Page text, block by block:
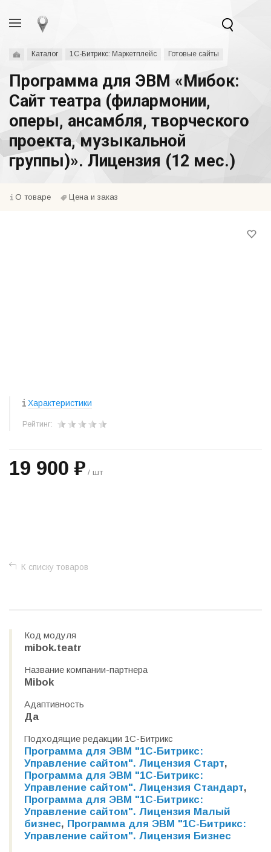
Каталог 1С-Битрикс: Маркетплейс Готовые сайты
Программа для ЭВМ «Мибок:
Сайт театра (филармонии,
оперы, ансамбля, творческого
проекта, музыкальной
группы)». Лицензия (12 мес.)
О товаре Цена и заказ
Характеристики
Рейтинг:
19 900 ₽ / шт
К списку товаров
Код модуля
mibok.teatr
Название компании-партнера
Mibok
Адаптивность
Да
Подходящие редакции 1С-Битрикс
Программа для ЭВМ "1С-Битрикс:
Управление сайтом". Лицензия Старт,
Программа для ЭВМ "1С-Битрикс:
Управление сайтом". Лицензия Стандарт,
Программа для ЭВМ "1С-Битрикс:
Управление сайтом". Лицензия Малый
бизнес, Программа для ЭВМ "1С-Битрикс:
Управление сайтом". Лицензия Бизнес